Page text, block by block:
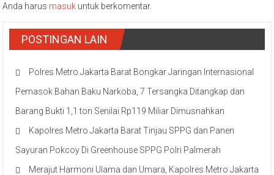
Anda harus masuk untuk berkomentar.
POSTINGAN LAIN
Polres Metro Jakarta Barat Bongkar Jaringan Internasional
Pemasok Bahan Baku Narkoba, 7 Tersangka Ditangkap dan
Barang Bukti 1,1 ton Senilai Rp119 Miliar Dimusnahkan
Kapolres Metro Jakarta Barat Tinjau SPPG dan Panen
Sayuran Pokcoy Di Greenhouse SPPG Polri Palmerah
Merajut Harmoni Ulama dan Umara, Kapolres Metro Jakarta